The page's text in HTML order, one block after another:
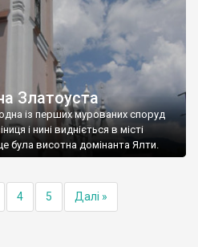
Златоуста
із перших мурованих споруд
і нині видніється в місті
була висотна домінанта Ялти.
4 5 Далі »